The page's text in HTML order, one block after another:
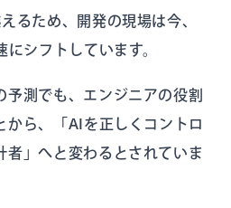
るため、開発の現場は今、
にシフトしています。
予測でも、エンジニアの役割
から、「AIを正しくコントロ
者」へと変わるとされていま